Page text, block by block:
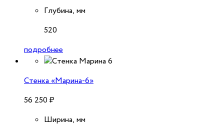
Глубина, мм
520
подробнее
Стенка «Марина-6»
56 250 ₽
Ширина, мм